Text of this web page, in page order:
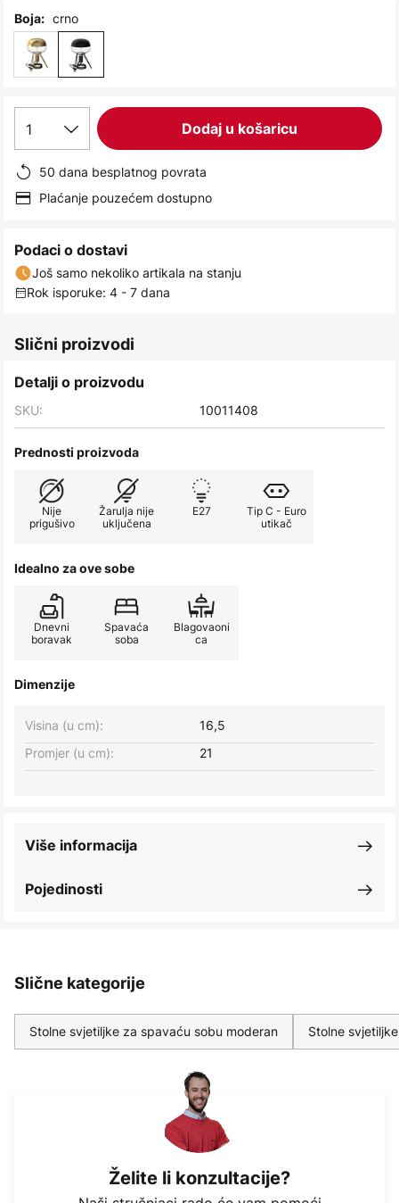
images
gallery
Boja: crno
1 Dodaj u košaricu
50 dana besplatnog povrata
Plaćanje pouzećem dostupno
Podaci o dostavi
Još samo nekoliko artikala na stanju
Rok isporuke: 4 - 7 dana
Slični proizvodi
Detalji o proizvodu
SKU: 10011408
Prednosti proizvoda
Nije
prigušivo
Žarulja nije
uključena
E27
Tip C - Euro
utikač
Idealno za ove sobe
Dnevni
boravak
Spavaća
soba
Blagovaoni
ca
Dimenzije
Visina (u cm):
16,5
Promjer (u cm):
21
Pojedinosti
Više informacija
Slične kategorije
Stolne svjetiljke za spavaću sobu moderan Stolne
Želite li konzultacije?